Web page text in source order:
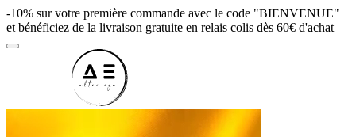
-10% sur votre première commande avec le code "BIENVENUE"
et bénéficiez de la livraison gratuite en relais colis dès 60€ d'achat